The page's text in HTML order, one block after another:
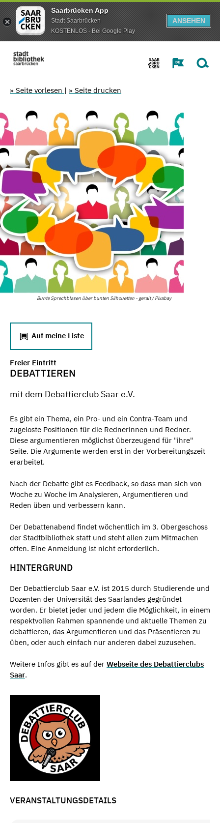
Saarbrücken App
Stadt Saarbrücken
KOSTENLOS - Bei Google Play
ANSEHEN
» Seite vorlesen | » Seite drucken
Bunte Sprechblasen über bunten Silhouetten - geralt / Pixabay
Auf meine Liste
Freier Eintritt
DEBATTIEREN
mit dem Debattierclub Saar e.V.
Es gibt ein Thema, ein Pro- und ein Contra-Team und
zugeloste Positionen für die Rednerinnen und Redner.
Diese argumentieren möglichst überzeugend für "ihre"
Seite. Die Argumente werden erst in der Vorbereitungszeit
erarbeitet.
Nach der Debatte gibt es Feedback, so dass man sich von
Woche zu Woche im Analysieren, Argumentieren und
Reden üben und verbessern kann.
Der Debattenabend findet wöchentlich im 3. Obergeschoss
der Stadtbibliothek statt und steht allen zum Mitmachen
offen. Eine Anmeldung ist nicht erforderlich.
HINTERGRUND
Der Debattierclub Saar e.V. ist 2015 durch Studierende und
Dozenten der Universität des Saarlandes gegründet
worden. Er bietet jeder und jedem die Möglichkeit, in einem
respektvollen Rahmen spannende und aktuelle Themen zu
debattieren, das Argumentieren und das Präsentieren zu
üben, oder auch einfach nur anderen dabei zuzusehen.
Weitere Infos gibt es auf der Webseite des Debattierclubs
Saar.
VERANSTALTUNGSDETAILS